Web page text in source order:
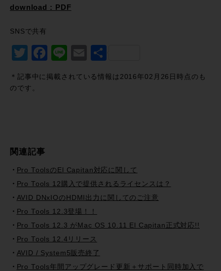
download : PDF
SNSで共有
Twitter
Facebook
LineEmail
＊記事中に掲載されている情報は2016年02月26日時点のも
のです。
関連記事
Pro ToolsのEl Capitan対応に関して
Pro Tools 12購入で提供されるライセンスは？
AVID DNxIOのHDMI出力に関してのご注意
Pro Tools 12.3登場！！
Pro Tools 12.3 がMac OS 10.11 El Capitan正式対応!!
Pro Tools 12.4リリース
AVID / System5販売終了
Pro Tools年間アップグレード更新＋サポート同時加入で